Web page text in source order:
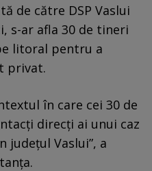
de către DSP Vaslui
s-ar afla 30 de tineri
litoral pentru a
privat.
în care cei 30 de
direcţi ai unui caz
judeţul Vaslui”, a